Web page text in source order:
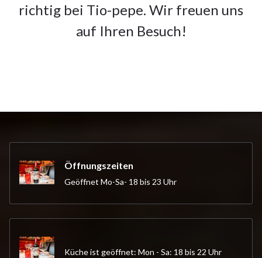
richtig bei Tio-pepe. Wir freuen uns
auf Ihren Besuch!
Öffnungszeiten
Geöffnet Mo-Sa- 18 bis 23 Uhr
Küche ist geöffnet: Mon - Sa: 18 bis 22 Uhr